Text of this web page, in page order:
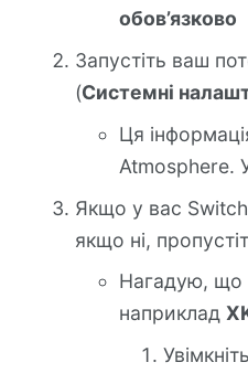
обов’язково
Запустіть ваш
(Системні
Ця
Atmosphere.
Якщо у вас Switch
якщо ні,
Нагадую, що
наприклад